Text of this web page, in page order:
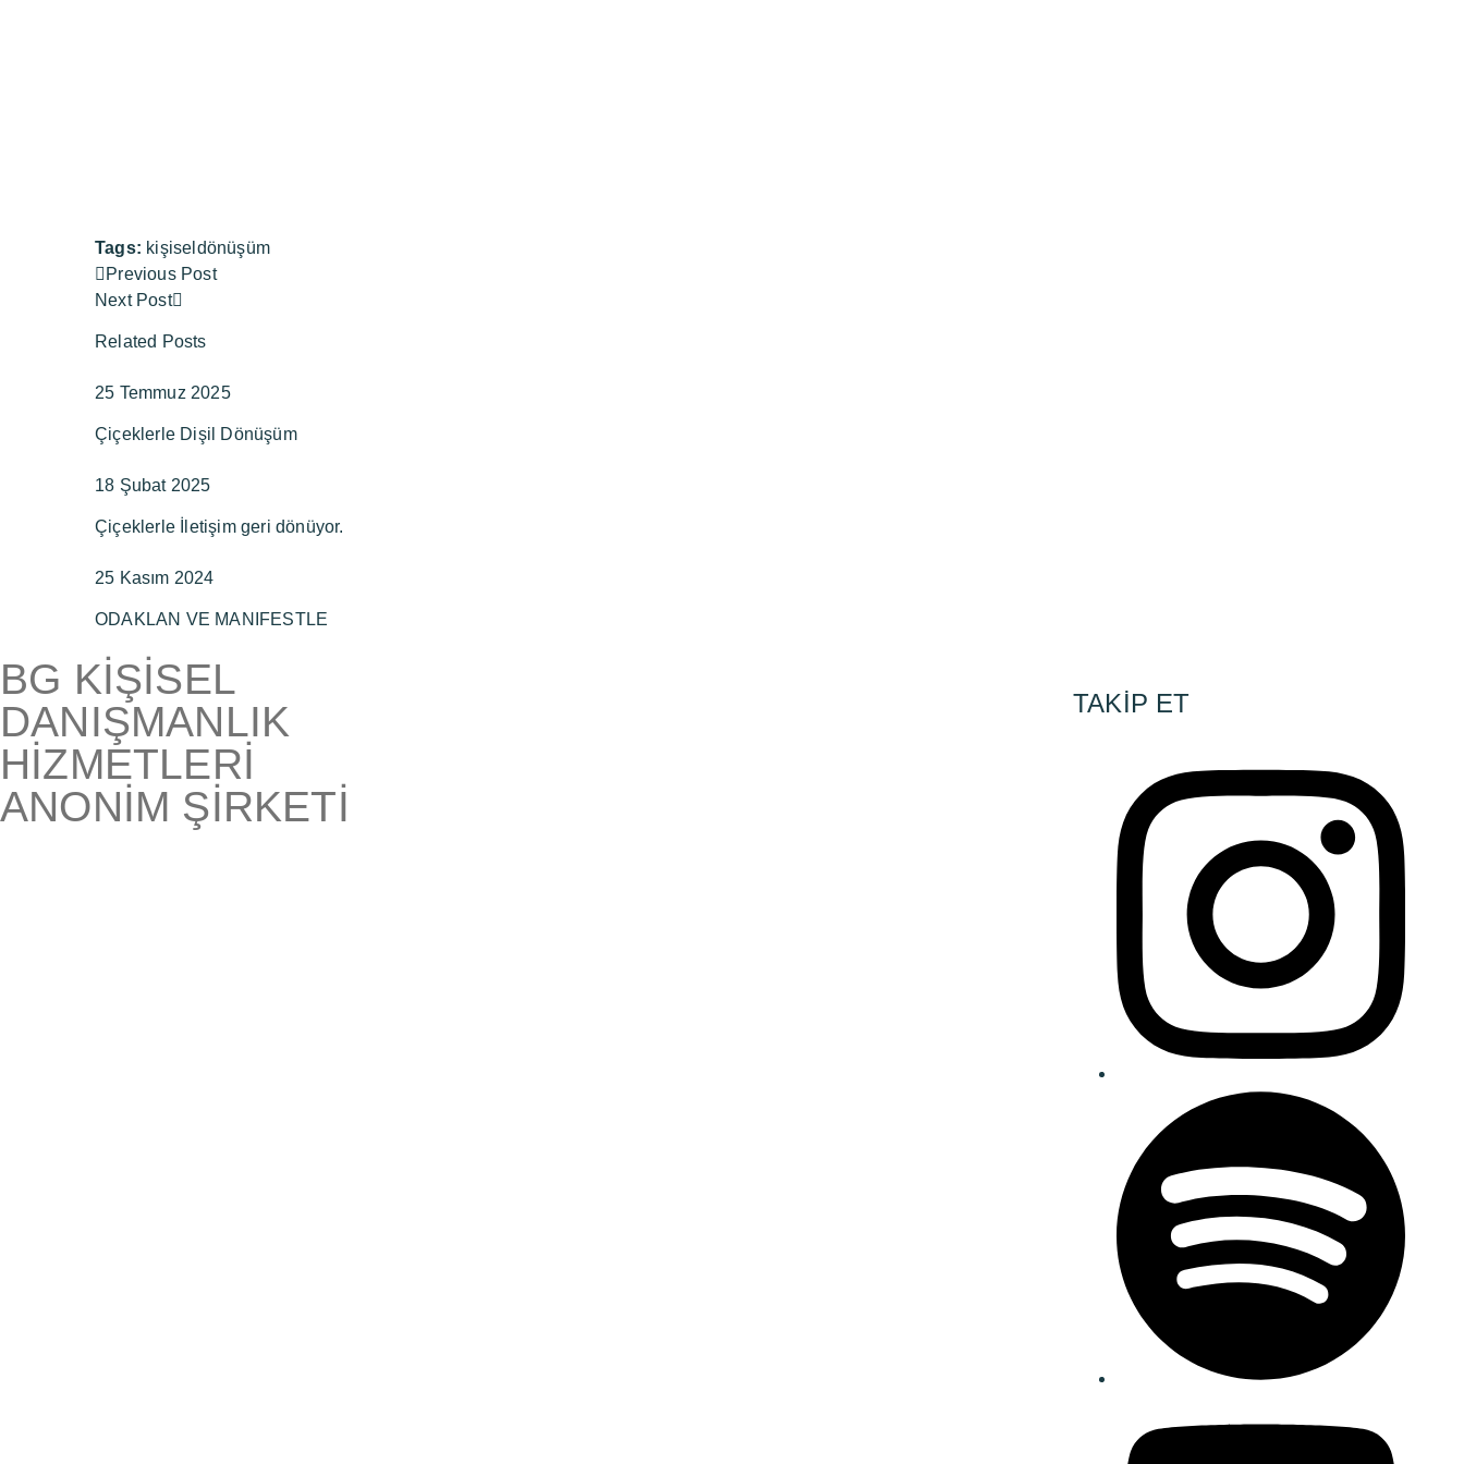
Tags: kişiseldönüşüm
Previous Post
Next Post
Related Posts
25 Temmuz 2025
Çiçeklerle Dişil Dönüşüm
18 Şubat 2025
Çiçeklerle İletişim geri dönüyor.
25 Kasım 2024
ODAKLAN VE MANIFESTLE
BG KİŞİSEL
DANIŞMANLIK
HİZMETLERİ
ANONİM ŞİRKETİ
TAKİP ET